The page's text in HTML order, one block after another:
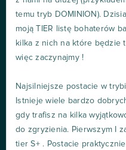
temu tryb DOMINION).
moją TIER listę bohaterów
kilka z nich na które będzie
więc zaczynajmy !
Najsilniejsze postacie w
Istnieje wiele bardzo
gdy trafisz na kilka
do zgryzienia. Pierwszym I
tier S+ . Postacie